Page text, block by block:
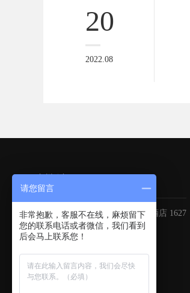
20
2022.08
广州天河区地中海国际酒店 1627
请您留言
非常抱歉，客服不在线，麻烦留下
您的联系电话或者微信，我们看到
后会马上联系您！